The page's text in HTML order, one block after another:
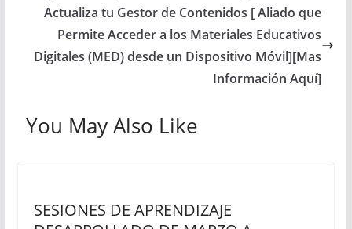
Actualiza tu Gestor de Contenidos [ Aliado que
Permite Acceder a los Materiales Educativos
Digitales (MED) desde un Dispositivo Móvil][Mas
Información Aquí]
You May Also Like
SESIONES DE APRENDIZAJE